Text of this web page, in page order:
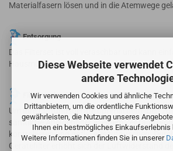
Diese Webseite verwendet
andere
Wir verwenden Cookies und ähnliche
Drittanbietern, um die ordentliche
gewährleisten, die Nutzung unseres
Ihnen ein bestmögliches Einkaufserlebnis
Weitere Informationen finden Sie in unserer
Materialfasern lösen und in die Atemwege
Entsorgung
Das Filterset ist voll veraschbar und kann
Hausmüll entsorgt werden.
Filterwechsel
Um Ihre Lüftungsgeräte optimal betreiben
sämtliche Anlagenfilter in einem Zeitraum
kontrollieren und ggfls. auszutauschen.
Gerätefilter erhöht sich der Luftwiderstand